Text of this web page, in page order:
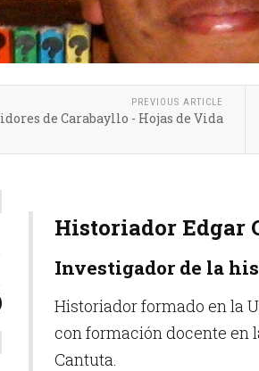
PREVIOUS ARTICLE
de Carabayllo - Hojas de Vida
Historiador Edgar
Investigador de la
Historiador formado en la
con formación docente en
Cantuta.